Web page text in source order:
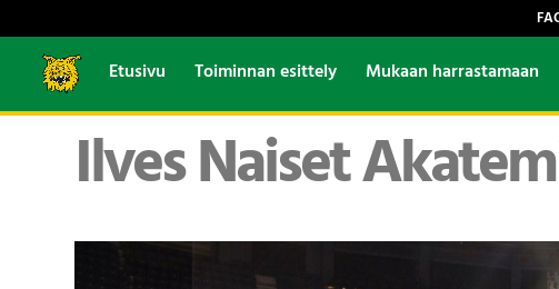
Etusivu Toiminnan esittely Mukaan harrastamaan
Ilves Naiset